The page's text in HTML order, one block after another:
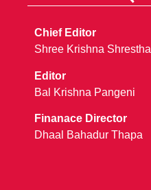
Chief Editor
Shree Krishna Shrestha
Editor
Bal Krishna Pangeni
Finanace Director
Dhaal Bahadur Thapa